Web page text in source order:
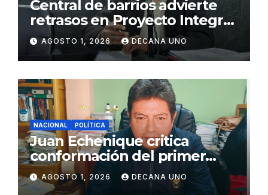
Central de barrios advierte
retrasos en Proyecto Integral
de Agua y Alcantarillado para
Juliaca
AGOSTO 1, 2026 DECANA UNO
NACIONAL POLÍTICA
Juan Echenique critica
conformación del primer
gabinete ministerial de Keiko
Fujimori
AGOSTO 1, 2026 DECANA UNO